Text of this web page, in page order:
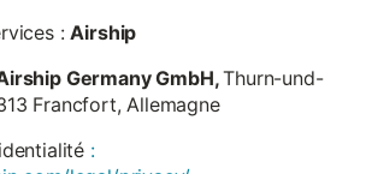
:Airship
Germany GmbH,Thurn-und-
Francfort, Allemagne
: